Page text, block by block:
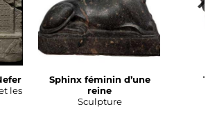
les
Sphinx féminin d’une
reine
Sculpture